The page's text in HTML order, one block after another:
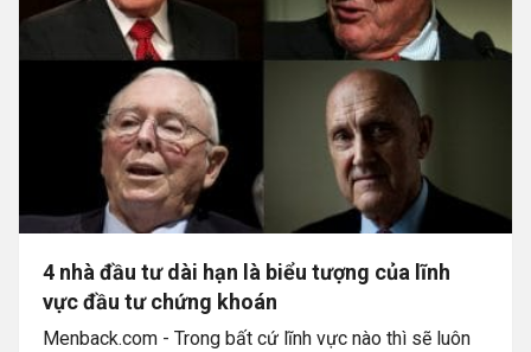
4 nhà đầu tư dài hạn là biểu tượng của lĩnh
vực đầu tư chứng khoán
Menback.com - Trong bất cứ lĩnh vực nào thì sẽ luôn